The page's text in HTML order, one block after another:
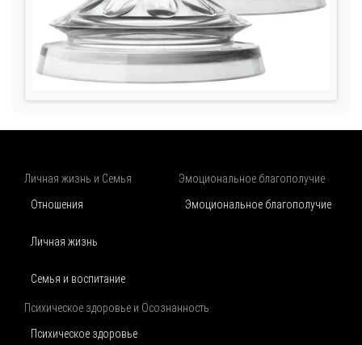
Личная жизнь и Семья
Отношения
Личная жизнь
Семья и воспитание
Эмоциональное благополучие
Эмоциональное благополучие
Психическое здоровье и Осознанность
Психическое здоровье